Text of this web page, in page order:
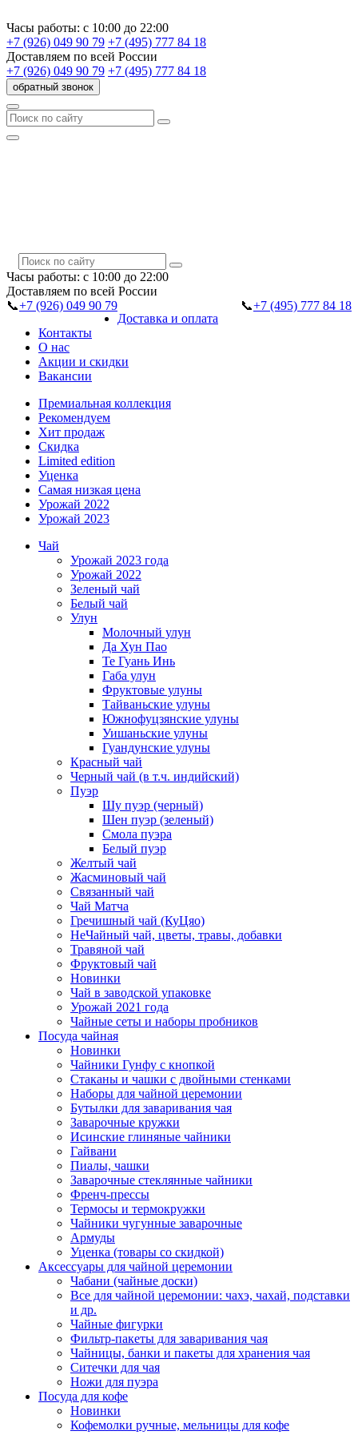
Часы работы: с 10:00 до 22:00
+7 (926) 049 90 79 +7 (495) 777 84 18
Доставляем по всей России
+7 (926) 049 90 79 +7 (495) 777 84 18
обратный звонок
Часы работы: с 10:00 до 22:00
Доставляем по всей России
📞+7 (926) 049 90 79 📞+7 (495) 777 84 18
Доставка и оплата
Контакты
О нас
Акции и скидки
Вакансии
Премиальная коллекция
Рекомендуем
Хит продаж
Скидка
Limited edition
Уценка
Самая низкая цена
Урожай 2022
Урожай 2023
Чай
Урожай 2023 года
Урожай 2022
Зеленый чай
Белый чай
Улун
Молочный улун
Да Хун Пао
Те Гуань Инь
Габа улун
Фруктовые улуны
Тайваньские улуны
Южнофуцзянские улуны
Уишаньские улуны
Гуандунские улуны
Красный чай
Черный чай (в т.ч. индийский)
Пуэр
Шу пуэр (черный)
Шен пуэр (зеленый)
Смола пуэра
Белый пуэр
Желтый чай
Жасминовый чай
Связанный чай
Чай Матча
Гречишный чай (КуЦяо)
НеЧайный чай, цветы, травы, добавки
Травяной чай
Фруктовый чай
Новинки
Чай в заводской упаковке
Урожай 2021 года
Чайные сеты и наборы пробников
Посуда чайная
Новинки
Чайники Гунфу с кнопкой
Стаканы и чашки с двойными стенками
Наборы для чайной церемонии
Бутылки для заваривания чая
Заварочные кружки
Исинские глиняные чайники
Гайвани
Пиалы, чашки
Заварочные стеклянные чайники
Френч-прессы
Термосы и термокружки
Чайники чугунные заварочные
Армуды
Уценка (товары со скидкой)
Аксессуары для чайной церемонии
Чабани (чайные доски)
Все для чайной церемонии: чахэ, чахай, подставки
и др.
Чайные фигурки
Фильтр-пакеты для заваривания чая
Чайницы, банки и пакеты для хранения чая
Ситечки для чая
Ножи для пуэра
Посуда для кофе
Новинки
Кофемолки ручные, мельницы для кофе